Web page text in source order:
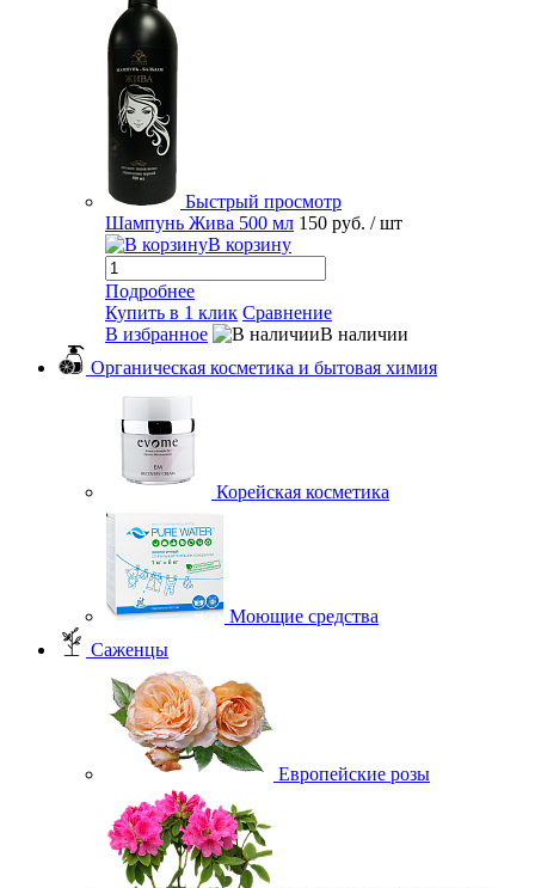
Быстрый просмотр
Шампунь Жива 500 мл 150 руб. / шт
В корзину
Подробнее
Купить в 1 клик Сравнение
В избранное
В наличии
Органическая косметика и бытовая химия
Корейская косметика
Моющие средства
Саженцы
Европейские розы